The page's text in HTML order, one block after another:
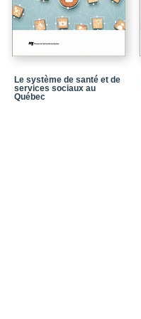
Le système de santé et de
services sociaux au
Québec